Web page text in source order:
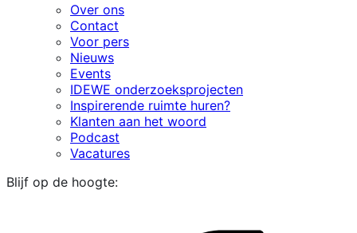
Over ons
Contact
Voor pers
Nieuws
Events
IDEWE onderzoeksprojecten
Inspirerende ruimte huren?
Klanten aan het woord
Podcast
Vacatures
Blijf op de hoogte: